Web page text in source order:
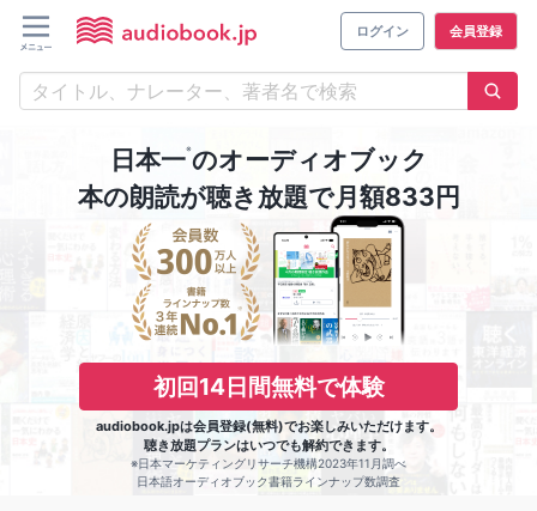
ログイン 会員登録
日本一※のオーディオブック
本の朗読が聴き放題で月額833円
初回14日間無料で体験
audiobook.jpは会員登録(無料)でお楽しみいただけます。
聴き放題プランはいつでも解約できます。
※日本マーケティングリサーチ機構2023年11月調べ
日本語オーディオブック書籍ラインナップ数調査